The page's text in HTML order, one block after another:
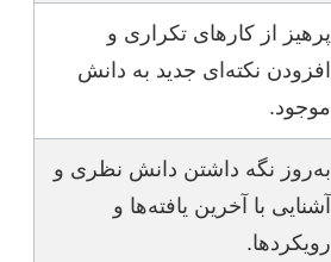
پرهیز از کارهای تکراری و
افزودن نکته‌ای جدید به دانش
موجود.
به‌روز نگه داشتن دانش نظری و
آشنایی با آخرین یافته‌ها و
رویکردها.